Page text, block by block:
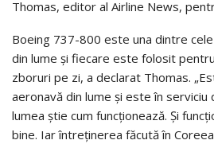
Thomas, editor al Airline News,
Boeing 737-800 este una dintre
din lume și fiecare este folosit
zboruri pe zi, a declarat Thomas.
aeronavă din lume și este în serviciu
lumea știe cum funcționează. Și
bine. Iar întreținerea făcută în